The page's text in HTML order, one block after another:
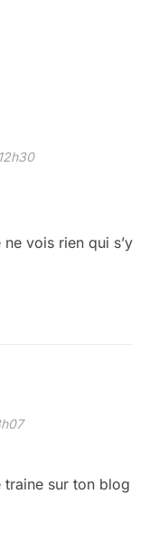
ne vois rien qui s’y
traine sur ton blog